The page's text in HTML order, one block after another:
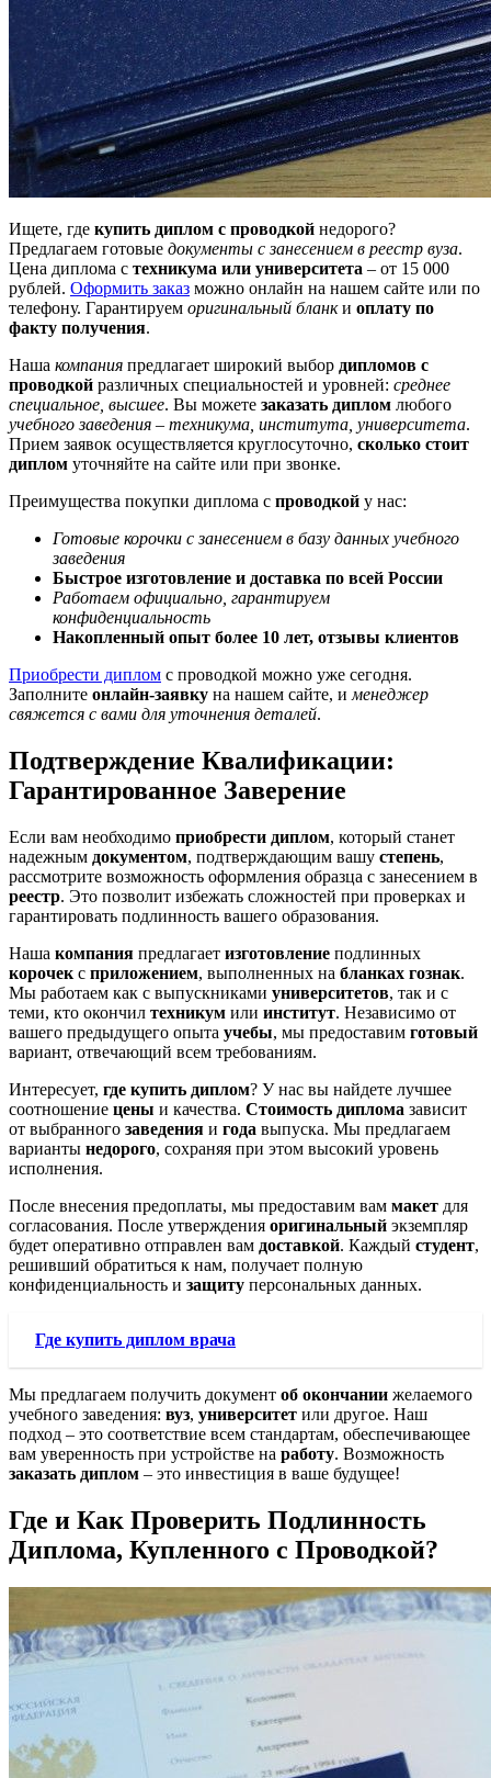
Ищете, где купить диплом с проводкой недорого?
Предлагаем готовые документы с занесением в реестр вуза.
Цена диплома с техникума или университета – от 15 000
рублей. Оформить заказ можно онлайн на нашем сайте или по
телефону. Гарантируем оригинальный бланки оплату по
факту получения.
Наша компания предлагает широкий выбор дипломов с
проводкой различных специальностей и уровней: среднее
специальное, высшее. Вы можете заказать диплом любого
учебного заведения – техникума, института, университета.
Прием заявок осуществляется круглосуточно, сколько стоит
диплом уточняйте на сайте или при звонке.
Преимущества покупки диплома с проводкой у нас:
Готовые корочки с занесением в базу данных учебного
заведения
Быстрое изготовление и доставка по всей России
Работаем официально, гарантируем
конфиденциальность
Накопленный опыт более 10 лет, отзывы клиентов
Приобрести диплом с проводкой можно уже сегодня.
Заполните онлайн-заявку на нашем сайте, и менеджер
свяжется с вами для уточнения деталей.
Подтверждение Квалификации:
Гарантированное Заверение
Если вам необходимо приобрести диплом, который станет
надежным документом, подтверждающим вашу степень,
рассмотрите возможность оформления образца с занесением в
реестр. Это позволит избежать сложностей при проверках и
гарантировать подлинность вашего образования.
Наша компания предлагает изготовление подлинных
корочек с приложением, выполненных на бланках гознак.
Мы работаем как с выпускниками университетов, так и с
теми, кто окончил техникум или институт. Независимо от
вашего предыдущего опыта учебы, мы предоставим готовый
вариант, отвечающий всем требованиям.
Интересует, где купить диплом? У нас вы найдете лучшее
соотношение цены и качества. Стоимость диплома зависит
от выбранного заведения и года выпуска. Мы предлагаем
варианты недорого, сохраняя при этом высокий уровень
исполнения.
После внесения предоплаты, мы предоставим вам макет для
согласования. После утверждения оригинальный экземпляр
будет оперативно отправлен вам доставкой. Каждый студент,
решивший обратиться к нам, получает полную
конфиденциальность и защиту персональных данных.
Где купить диплом врача
Мы предлагаем получить документ об окончании желаемого
учебного заведения: вуз, университет или другое. Наш
подход – это соответствие всем стандартам, обеспечивающее
вам уверенность при устройстве на работу. Возможность
заказать диплом – это инвестиция в ваше будущее!
Где и Как Проверить Подлинность
Диплома, Купленного с Проводкой?